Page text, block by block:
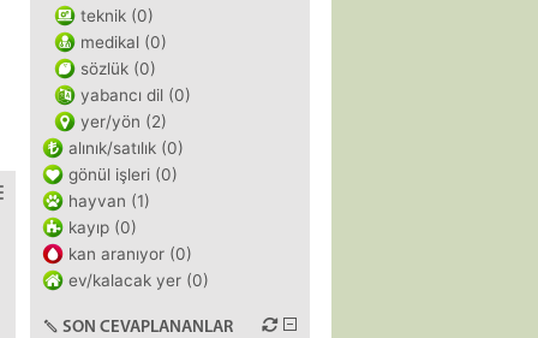
teknik (0)
medikal (0)
sözlük (0)
yabancı dil (0)
yer/yön (2)
alınık/satılık (0)
gönül işleri (0)
hayvan (1)
kayıp (0)
kan aranıyor (0)
ev/kalacak yer (0)
SON CEVAPLANANLAR